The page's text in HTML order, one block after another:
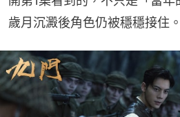
歲月沉澱後角色仍被穩穩接住。